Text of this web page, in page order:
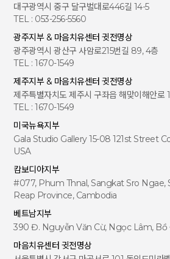
대구광역시 중구 달구벌대로446길 14-5
TEL : 053-256-5560
광주지부 & 마음치유센터 귓전명상
광주광역시 광산구 사암로215번길 89, 4층
TEL : 1670-1549
제주지부 & 마음치유센터 귓전명상
제주특별자치도 제주시 구좌읍 해맞이해안로
TEL : 1670-1549
미국뉴욕지부
Gala Studio Gallery 15-08 121st Street
USA
캄보디아지부
#077, Phum Thnal, Sangkat Sro Ngae,
Reap Province, Cambodia
베트남지부
390 Đ. Nguyễn Văn Cừ, Ngọc Lâm,
마음치유센터 귓전명상